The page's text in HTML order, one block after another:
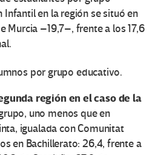
Infantil en la región se situó en
Murcia –19,7–, frente a los 17,6
región en el caso de la
uno menos que en
igualada con Comunitat
en Bachillerato: 26,4, frente a